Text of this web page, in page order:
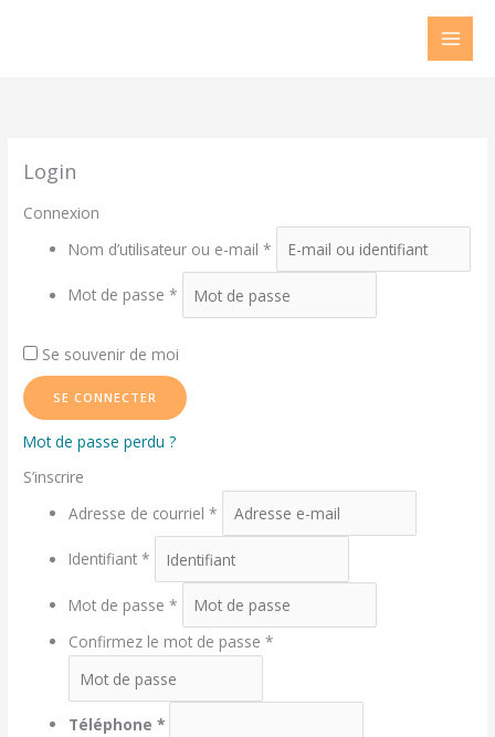
Login
Connexion
Nom d’utilisateur ou e-mail*
Mot de passe*
Se souvenir de moi
SE CONNECTER
Mot de passe perdu ?
S’inscrire
Adresse de courriel*
Identifiant*
Mot de passe*
Confirmez le mot de passe*
Téléphone